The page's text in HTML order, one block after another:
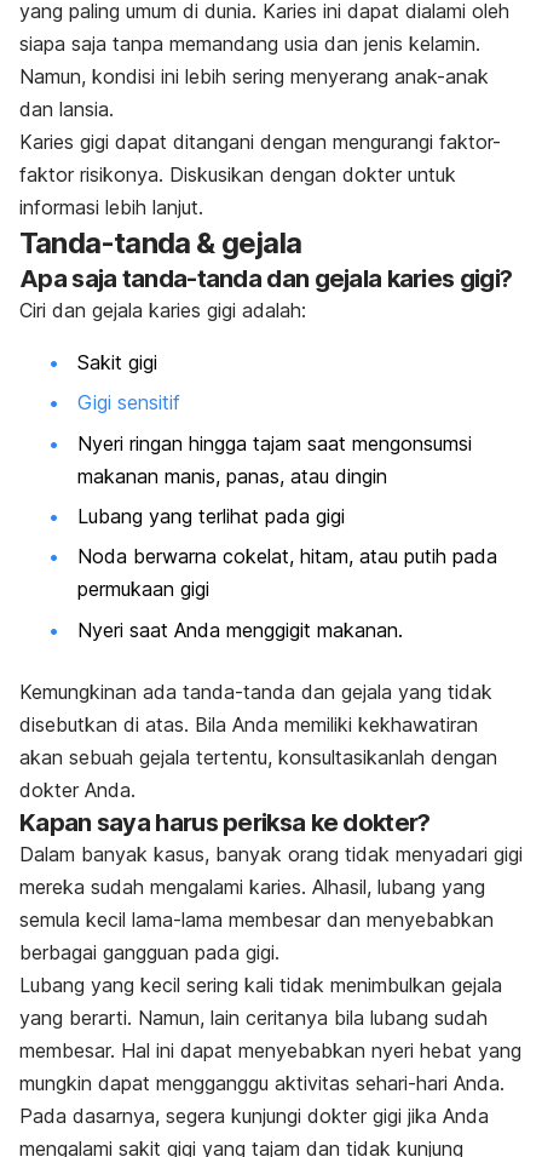
yang paling umum di dunia. Karies ini dapat dialami oleh
siapa saja tanpa memandang usia dan jenis kelamin.
Namun, kondisi ini lebih sering menyerang anak-anak
dan lansia.
Karies gigi dapat ditangani dengan mengurangi faktor-
faktor risikonya. Diskusikan dengan dokter untuk
informasi lebih lanjut.
Tanda-tanda & gejala
Apa saja tanda-tanda dan gejala karies gigi?
Ciri dan gejala karies gigi adalah:
Sakit gigi
Gigi sensitif
Nyeri ringan hingga tajam saat mengonsumsi
makanan manis, panas, atau dingin
Lubang yang terlihat pada gigi
Noda berwarna cokelat, hitam, atau putih pada
permukaan gigi
Nyeri saat Anda menggigit makanan.
Kemungkinan ada tanda-tanda dan gejala yang tidak
disebutkan di atas. Bila Anda memiliki kekhawatiran
akan sebuah gejala tertentu, konsultasikanlah dengan
dokter Anda.
Kapan saya harus periksa ke dokter?
Dalam banyak kasus, banyak orang tidak menyadari gigi
mereka sudah mengalami karies. Alhasil, lubang yang
semula kecil lama-lama membesar dan menyebabkan
berbagai gangguan pada gigi.
Lubang yang kecil sering kali tidak menimbulkan gejala
yang berarti. Namun, lain ceritanya bila lubang sudah
membesar. Hal ini dapat menyebabkan nyeri hebat yang
mungkin dapat mengganggu aktivitas sehari-hari Anda.
Pada dasarnya, segera kunjungi dokter gigi jika Anda
mengalami sakit gigi yang tajam dan tidak kunjung